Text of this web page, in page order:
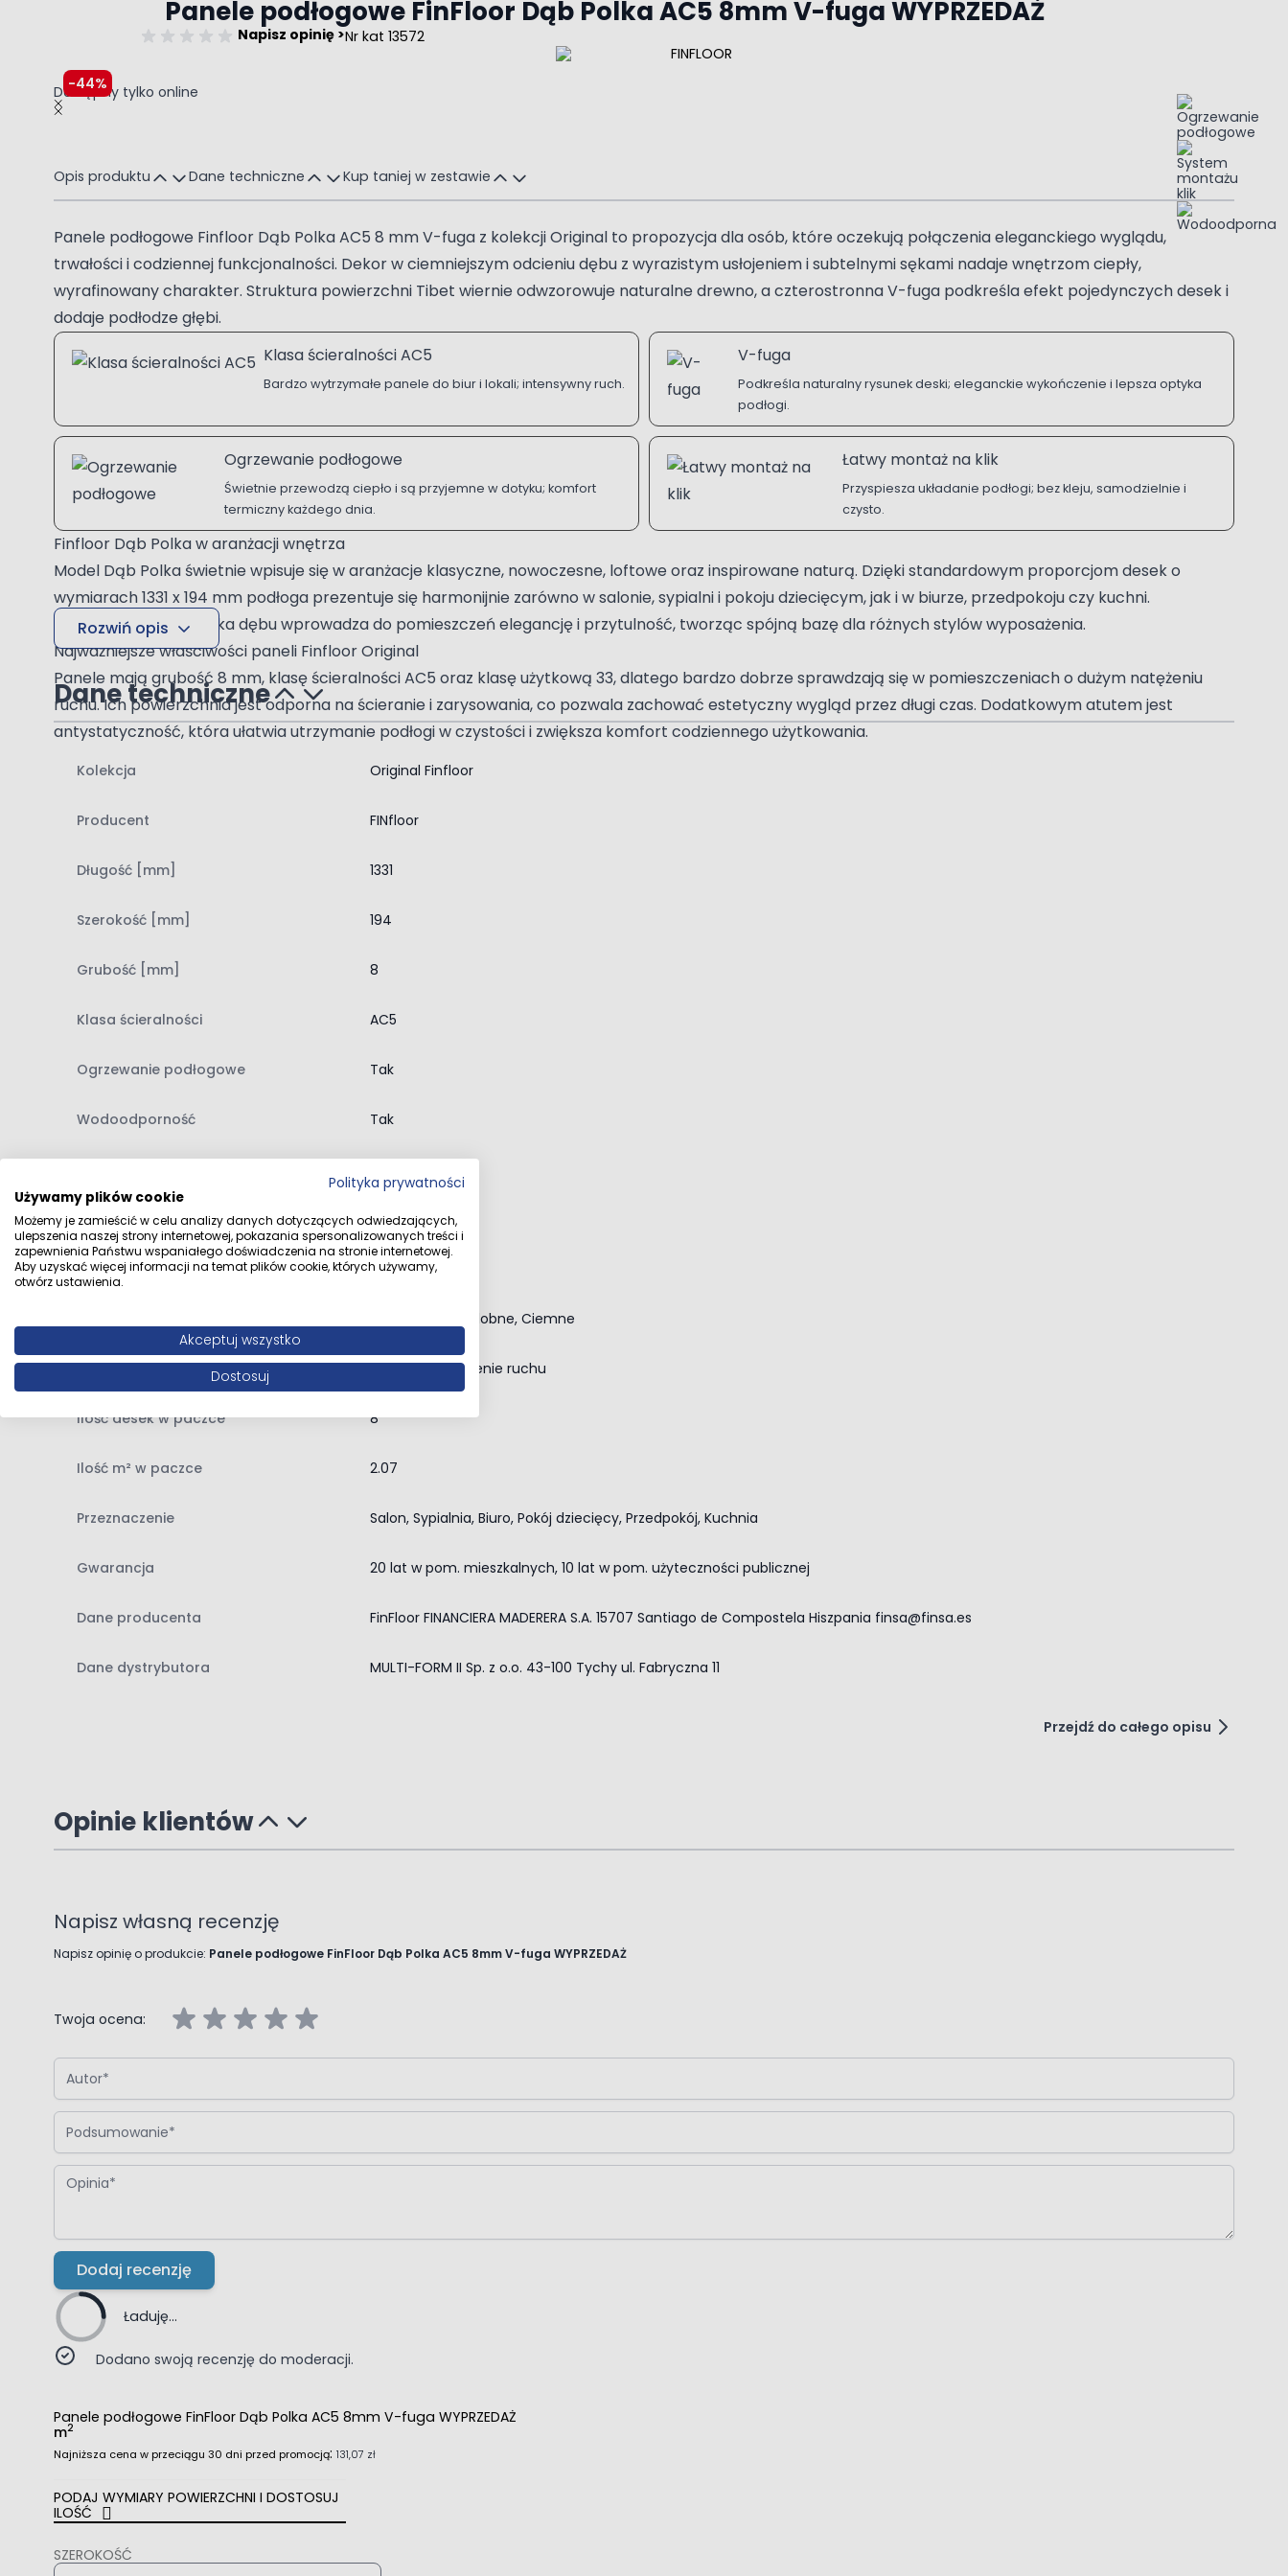
Panele podłogowe FinFloor Dąb Polka AC5 8mm V-fuga WYPRZEDAŻ
Napisz opinię >Nr kat 13572
-44%
Dostępny tylko online
Main image
Click to view image in fullscreen
Opis produktu Dane techniczne Kup taniej w zestawie
Panele podłogowe Finfloor Dąb Polka AC5 8 mm V-fuga z kolekcji Original to propozycja dla osób, które oczekują połączenia eleganckiego wyglądu,
trwałości i codziennej funkcjonalności. Dekor w ciemniejszym odcieniu dębu z wyrazistym usłojeniem i subtelnymi sękami nadaje wnętrzom ciepły,
wyrafinowany charakter. Struktura powierzchni Tibet wiernie odwzorowuje naturalne drewno, a czterostronna V-fuga podkreśla efekt pojedynczych desek i
dodaje podłodze głębi.
Klasa ścieralności AC5
Bardzo wytrzymałe panele do biur i lokali; intensywny ruch.
V-fuga
Podkreśla naturalny rysunek deski; eleganckie wykończenie i lepsza optyka
podłogi.
Ogrzewanie podłogowe
Świetnie przewodzą ciepło i są przyjemne w dotyku; komfort
termiczny każdego dnia.
Łatwy montaż na klik
Przyspiesza układanie podłogi; bez kleju, samodzielnie i
czysto.
Finfloor Dąb Polka w aranżacji wnętrza
Model Dąb Polka świetnie wpisuje się w aranżacje klasyczne, nowoczesne, loftowe oraz inspirowane naturą. Dzięki standardowym proporcjom desek o
wymiarach 1331 x 194 mm podłoga prezentuje się harmonijnie zarówno w salonie, sypialni i pokoju dziecięcym, jak i w biurze, przedpokoju czy kuchni.
Ciemniejsza kolorystyka dębu wprowadza do pomieszczeń elegancję i przytulność, tworząc spójną bazę dla różnych stylów wyposażenia.
Najważniejsze właściwości paneli Finfloor Original
Panele mają grubość 8 mm, klasę ścieralności AC5 oraz klasę użytkową 33, dlatego bardzo dobrze sprawdzają się w pomieszczeniach o dużym natężeniu
ruchu. Ich powierzchnia jest odporna na ścieranie i zarysowania, co pozwala zachować estetyczny wygląd przez długi czas. Dodatkowym atutem jest
antystatyczność, która ułatwia utrzymanie podłogi w czystości i zwiększa komfort codziennego użytkowania.
Panele Finfloor Dąb Polka są wodoodporne, dlatego dobrze sprawdzają się w pomieszczeniach narażonych na kontakt z wilgocią. Zastosowana technologia
Hydro Protect opiera się na precyzyjnym, hermetycznym systemie zatrzaskowym, parafinowanych krawędziach oraz stabilnej wymiarowo płycie HDF o
podłogi w kuchni czy przedpokoju.
Bezklejowy system montażu na klik umożliwia szybkie i wygodne układanie podłogi, również przez osoby mniej doświadczone. Panele można montować na
przystosowany do stosowania z ogrzewaniem podłogowym, dzięki czemu łączy estetykę z komfortem użytkowania przez cały rok.
Kolekcja: Original
Grubość: 8 mm
Długość: 1331 mm
Klasa ścieralności: AC5
Klasa użytkowa: 33
Struktura powierzchni: Tibet
V-fuga: 4-stronna
Wodoodporność: tak
Sposób montażu: na klik
Ogrzewanie podłogowe: tak
Ilość sztuk w paczce: 8
Rozwiń opis
Dane techniczne
Kolekcja Original Finfloor
Producent FINfloor
Długość [mm] 1331
Szerokość [mm] 194
Grubość [mm] 8
Klasa ścieralności AC5
Ogrzewanie podłogowe Tak
Wodoodporność Tak
Sposób montażu Na klik
Wzór Deska
Dąb, Drewnopodobne, Ciemne
Klasa użytkowa 33 - Duże natężenie ruchu
Ilość desek w paczce 8
Ilość m² w paczce 2.07
Przeznaczenie Salon, Sypialnia, Biuro, Pokój dziecięcy, Przedpokój, Kuchnia
Gwarancja 20 lat w pom. mieszkalnych, 10 lat w pom. użyteczności publicznej
Dane producenta FinFloor FINANCIERA MADERERA S.A. 15707 Santiago de Compostela Hiszpania finsa@finsa.es
Dane dystrybutora MULTI-FORM II Sp. z o.o. 43-100 Tychy ul. Fabryczna 11
Przejdź do całego opisu
Opinie klientów
Napisz własną recenzję
Napisz opinię o produkcie: Panele podłogowe FinFloor Dąb Polka AC5 8mm V-fuga WYPRZEDAŻ
Twoja ocena:
Autor
Podsumowanie
Opinia
Dodaj recenzję
Ładuję...
Dodano swoją recenzję do moderacji.
Panele podłogowe FinFloor Dąb Polka AC5 8mm V-fuga WYPRZEDAŻ
m2
Najniższa cena w przeciągu 30 dni przed promocją: 131,07 zł
PODAJ WYMIARY POWIERZCHNI I DOSTOSUJ
ILOŚĆ
SZEROKOŚĆ
Polityka prywatności
Używamy plików cookie
Możemy je zamieścić w celu analizy danych dotyczących odwiedzających,
ulepszenia naszej strony internetowej, pokazania spersonalizowanych treści i
zapewnienia Państwu wspaniałego doświadczenia na stronie internetowej.
Aby uzyskać więcej informacji na temat plików cookie, których używamy,
otwórz ustawienia.
Akceptuj wszystko
Dostosuj